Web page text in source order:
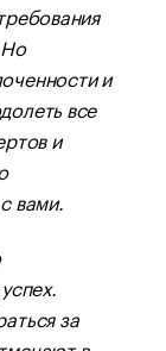
и
все
и
вами.
за